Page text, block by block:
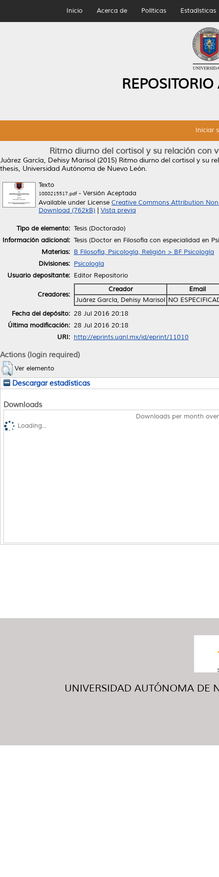
Inicio Acerca de Políticas Estadísticas
Iniciar
Ritmo diurno del cortisol y su relación con
Juárez García, Dehisy Marisol (2015) Ritmo diurno del cortisol y su
thesis, Universidad Autónoma de Nuevo León.
Texto
1080215517.pdf- Versión Aceptada
Available under License Creative Commons Attribution
Download (762kB)
Vista previa
Tipo de elemento: Tesis (Doctorado)
Información adicional: Tesis (Doctor en Filosofía con especialidad en
Materias: B Filosofía, Psicología, Religión > BF Psicología
Divisiones: Psicología
Usuario depositante: Editor Repositorio
Creadores:
Creador
Email
Juárez García, Dehisy Marisol NO
Fecha del depósito: 28 Jul 2016 20:18
Última modificación: 28 Jul 2016 20:18
URI: http://eprints.uanl.mx/id/eprint/11010
Actions (login required)
Ver elemento
Descargar estadísticas
Downloads
Downloads per month
Loading...
UNIVERSIDAD AUTÓNOMA DE